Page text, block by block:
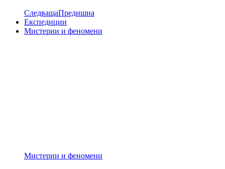
СледващаПредишна
Експедиции
Мистерии и феномени
Мистерии и феномени